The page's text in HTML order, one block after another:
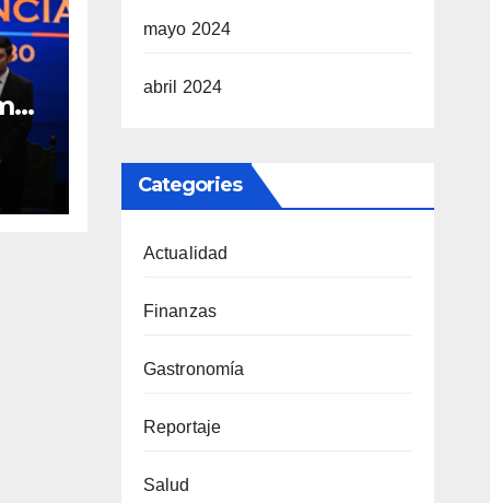
mayo 2024
abril 2024
Categories
Actualidad
Finanzas
Gastronomía
Reportaje
Salud